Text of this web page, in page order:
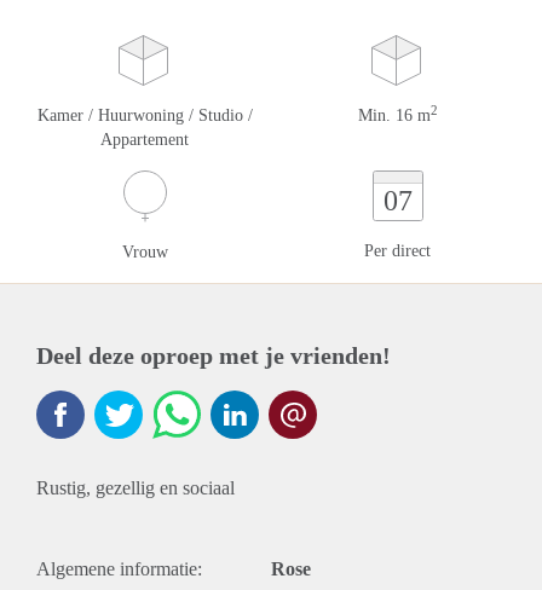
Kamer / Huurwoning / Studio /
Appartement
Min. 16 m2
Vrouw
07
Per direct
Deel deze oproep met je vrienden!
Rustig, gezellig en sociaal
Algemene informatie: Rose